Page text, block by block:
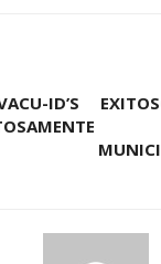
ID’S